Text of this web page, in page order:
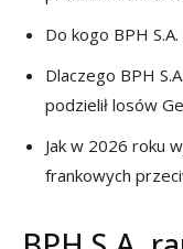
Do kogo BPH
Dlaczego BPH
podzielił losów
Jak w 2026 roku
frankowych